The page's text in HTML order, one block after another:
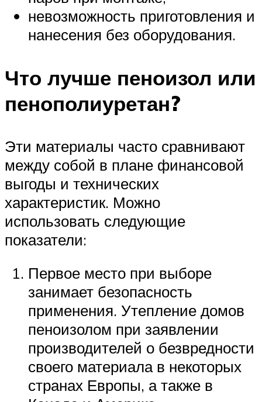
невозможность приготовления и
нанесения без оборудования.
Что лучше пеноизол или
пенополиуретан?
Эти материалы часто сравнивают
между собой в плане финансовой
выгоды и технических
характеристик. Можно
использовать следующие
показатели:
Первое место при выборе
занимает безопасность
применения. Утепление домов
пеноизолом при заявлении
производителей о безвредности
своего материала в некоторых
странах Европы, а также в